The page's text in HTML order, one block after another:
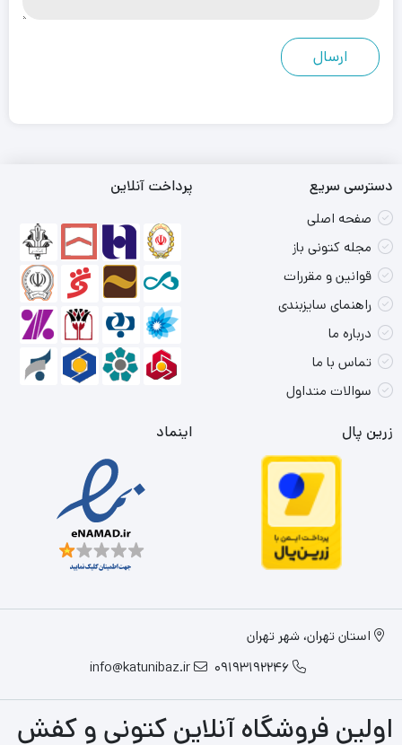
دسترسی سریع
صفحه اصلی
مجله کتونی باز
قوانین و مقررات
راهنمای سایزبندی
درباره ما
تماس با ما
سوالات متداول
پرداخت آنلاین
زرین پال اینماد
استان تهران، شهر تهران
09193192246
info@katunibaz.ir
اولین فروشگاه آنلاین کتونی و کفش